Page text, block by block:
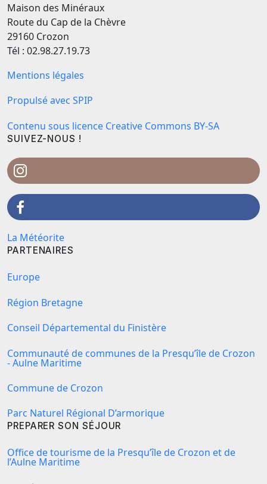
Maison des Minéraux
Route du Cap de la Chèvre
29160 Crozon
Tél : 02.98.27.19.73
Mentions légales
Propulsé avec SPIP
Contenu sous licence Creative Commons BY-SA
SUIVEZ-NOUS !
La Météorite
PARTENAIRES
Europe
Région Bretagne
Conseil Départemental du Finistère
Communauté de communes de la Presqu’île de Crozon
- Aulne Maritime
Commune de Crozon
Parc Naturel Régional D’armorique
PREPARER SON SÉJOUR
Office de tourisme de la Presqu’île de Crozon et de
l’Aulne Maritime